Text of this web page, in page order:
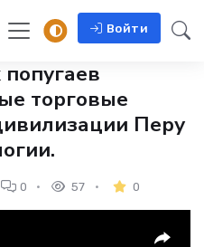
Войти
торговые
Перу
0 57 0